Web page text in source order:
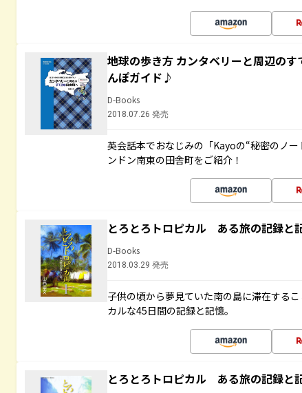
地球の歩き方 カンタベリーと周辺の
んぽガイド♪
D-Books
2018.07.26 発売
英会話本でおなじみの「Kayoの“秘密のノ
ンドン南東の田舎町をご紹介！
とろとろトロピカル ある旅の記録
D-Books
2018.03.29 発売
子供の頃から夢見ていた南の島に滞在する
カルな45日間の記録と記憶。
とろとろトロピカル ある旅の記録